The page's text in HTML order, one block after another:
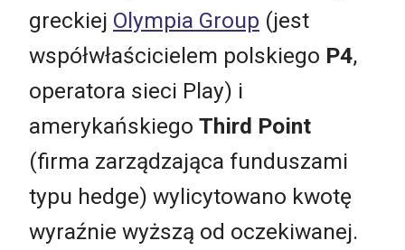
greckiej Olympia Group (jest
współwłaścicielem polskiego P4,
operatora sieci Play) i
amerykańskiego Third Point
(firma zarządzająca funduszami
typu hedge) wylicytowano kwotę
wyraźnie wyższą od oczekiwanej.